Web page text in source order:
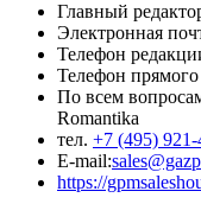
Главный
Электронная
Телефон
Телефон
По всем
Romantika
тел. +7 (495) 921-
E-mail:
https://